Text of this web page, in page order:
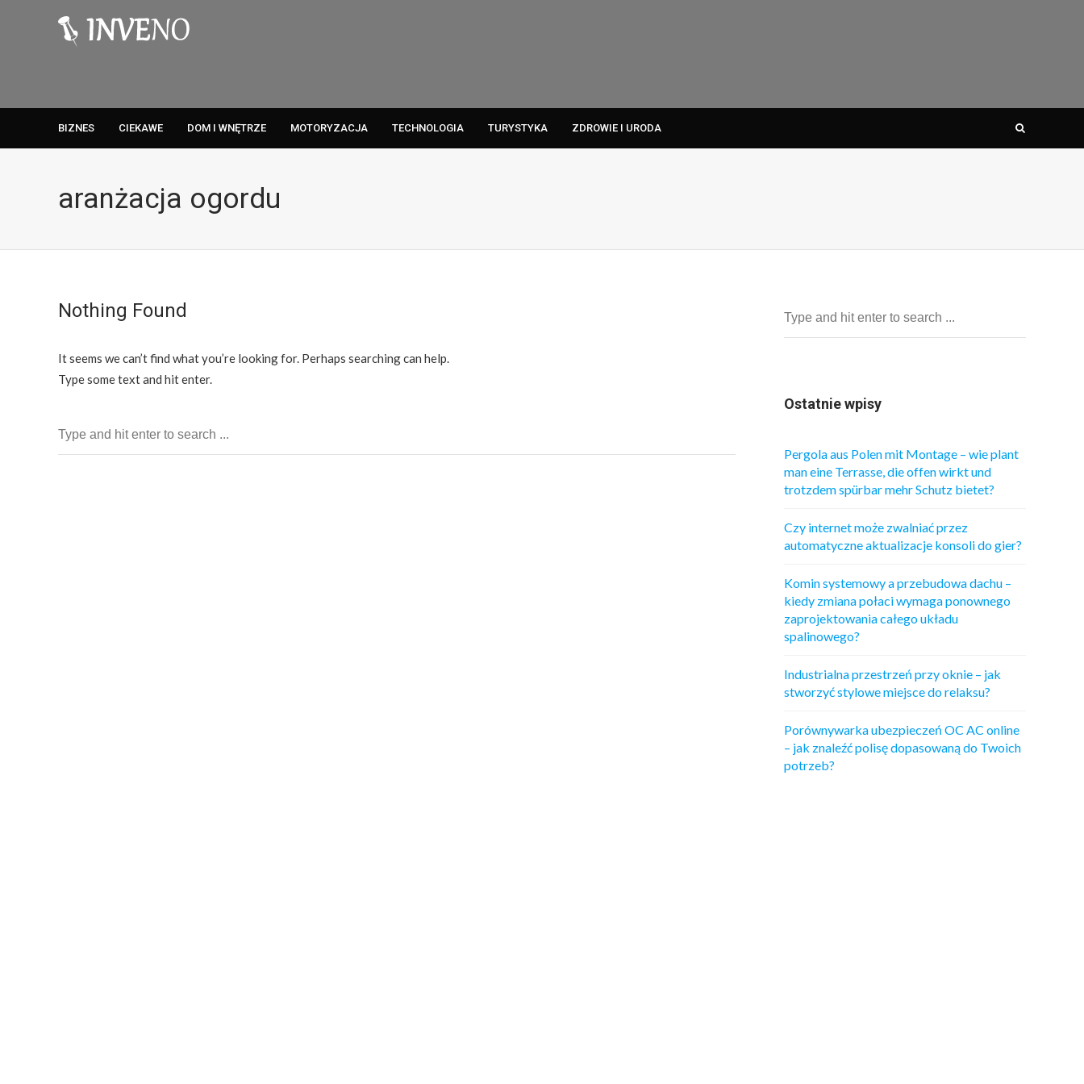
BIZNES CIEKAWE DOM I WNĘTRZE MOTORYZACJA TECHNOLOGIA TURYSTYKA ZDROWIE I URODA
aranżacja ogordu
Nothing Found
It seems we can’t find what you’re looking for. Perhaps searching can help.
Type some text and hit enter.
Ostatnie wpisy
Pergola aus Polen mit Montage – wie plant
man eine Terrasse, die offen wirkt und
trotzdem spürbar mehr Schutz bietet?
Czy internet może zwalniać przez
automatyczne aktualizacje konsoli do gier?
Komin systemowy a przebudowa dachu –
kiedy zmiana połaci wymaga ponownego
zaprojektowania całego układu
spalinowego?
Industrialna przestrzeń przy oknie – jak
stworzyć stylowe miejsce do relaksu?
Porównywarka ubezpieczeń OC AC online
– jak znaleźć polisę dopasowaną do Twoich
potrzeb?